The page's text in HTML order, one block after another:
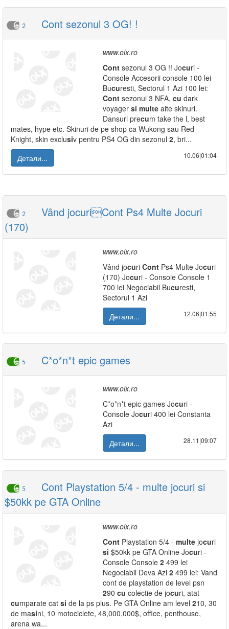
2 Cont sezonul 3 OG! !
www.olx.ro
Cont sezonul 3 OG !! Jocuri -
Console Accesorii console 100 lei
Bucuresti, Sectorul 1 Azi 100 lei:
Cont sezonul 3 NFA, cu dark
voyager si multe alte skinuri.
Dansuri precum take the l, best
mates, hype etc. Skinuri de pe shop ca Wukong sau Red
Knight, skin exclusiv pentru PS4 OG din sezonul 2, bri...
Детали...
10.06|01:04
2
Vând jocuriCont Ps4 Multe Jocuri
(170)
www.olx.ro
Vând jocuri Cont Ps4 Multe Jocuri
(170) Jocuri - Console Console 1
700 lei Negociabil Bucuresti,
Sectorul 1 Azi
Детали...
12.06|01:55
5 C*o*n*t epic games
www.olx.ro
C*o*n*t epic games Jocuri -
Console Jocuri 400 lei Constanta
Azi
Детали...
28.11|09:07
5
Cont Playstation 5/4 - multe jocuri si
$50kk pe GTA Online
www.olx.ro
Cont Playstation 5/4 - multe jocuri
si $50kk pe GTA Online Jocuri -
Console Console 2 499 lei
Negociabil Deva Azi 2 499 lei: Vand
cont de playstation de level psn
290 cu colectie de jocuri, atat
cumparate cat si de la ps plus. Pe GTA Online am level 210, 30
de masini, 10 motociclete, 48,000,000$, office, penthouse,
arena wa...